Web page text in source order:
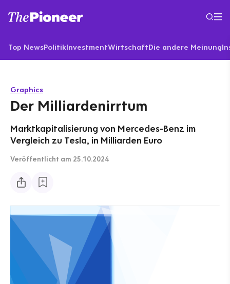
Top NewsPolitikInvestmentWirtschaftDie andere Meinung
Graphics
Der Milliardenirrtum
Marktkapitalisierung von Mercedes-Benz im
Vergleich zu Tesla, in Milliarden Euro
Veröffentlicht am 25.10.2024